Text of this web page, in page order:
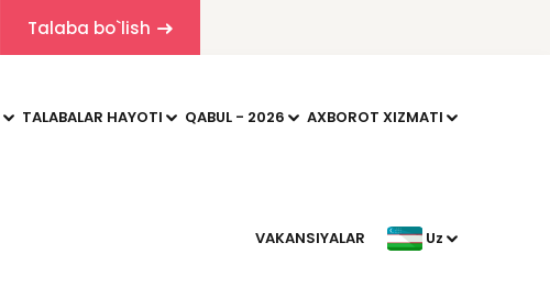
Talaba bo`lish
TALABALAR HAYOTI QABUL - 2026 AXBOROT XIZMATI
VAKANSIYALAR Uz